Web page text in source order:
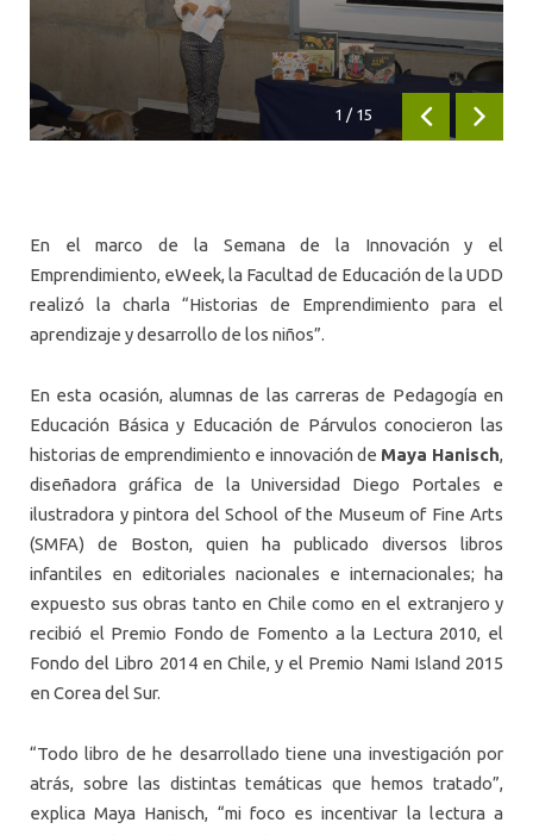
1 / 15
Anterior
En el marco de la Semana de la Innovación y el
Emprendimiento, eWeek, la Facultad de Educación de la UDD
realizó la charla “Historias de Emprendimiento para el
aprendizaje y desarrollo de los niños”.
En esta ocasión, alumnas de las carreras de Pedagogía en
Educación Básica y Educación de Párvulos conocieron las
historias de emprendimiento e innovación de Maya Hanisch,
diseñadora gráfica de la Universidad Diego Portales e
ilustradora y pintora del School of the Museum of Fine Arts
(SMFA) de Boston, quien ha publicado diversos libros
infantiles en editoriales nacionales e internacionales; ha
expuesto sus obras tanto en Chile como en el extranjero y
recibió el Premio Fondo de Fomento a la Lectura 2010, el
Fondo del Libro 2014 en Chile, y el Premio Nami Island 2015
en Corea del Sur.
“Todo libro de he desarrollado tiene una investigación por
atrás, sobre las distintas temáticas que hemos tratado”,
explica Maya Hanisch, “mi foco es incentivar la lectura a